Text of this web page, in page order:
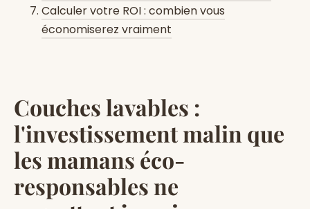
Calculer votre ROI : combien vous
économiserez vraiment
Couches lavables :
l'investissement malin que
les mamans éco-
responsables ne